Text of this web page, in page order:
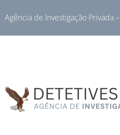
Agência de Investigação Privada –